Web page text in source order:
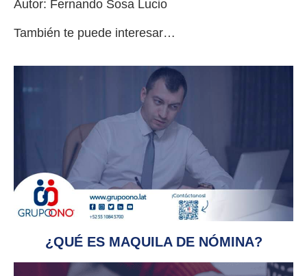
Autor: Fernando Sosa Lucio
También te puede interesar…
¿QUÉ ES MAQUILA DE NÓMINA?